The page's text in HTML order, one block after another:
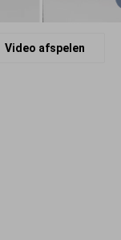
Video afspelen